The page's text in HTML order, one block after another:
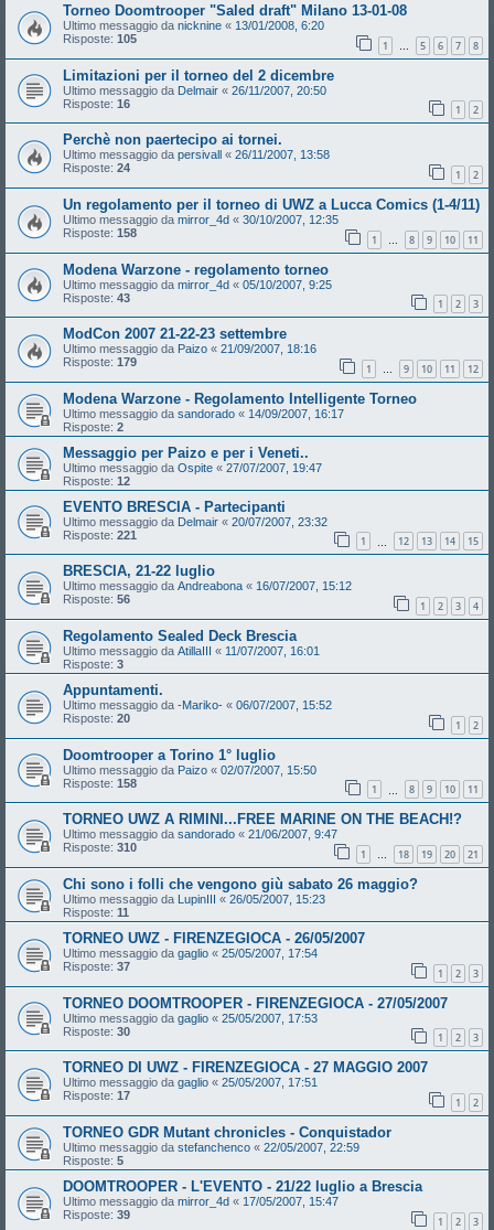
Torneo Doomtrooper "Saled draft" Milano 13-01-08
Ultimo messaggio da nicknine « 13/01/2008, 6:20
Risposte: 105 1 … 5 6 7 8
Limitazioni per il torneo del 2 dicembre
Ultimo messaggio da Delmair « 26/11/2007, 20:50
Risposte: 16 1 2
Perchè non paertecipo ai tornei.
Ultimo messaggio da persivall « 26/11/2007, 13:58
Risposte: 24 1 2
Un regolamento per il torneo di UWZ a Lucca Comics (1-4/11)
Ultimo messaggio da mirror_4d « 30/10/2007, 12:35
Risposte: 158 1 8 9 10 11
Modena Warzone - regolamento torneo
Ultimo messaggio da mirror_4d « 05/10/2007, 9:25
Risposte: 43 1 2 3
ModCon 2007 21-22-23 settembre
Ultimo messaggio da Paizo « 21/09/2007, 18:16
Risposte: 179 1 … 9 10 11 12
Modena Warzone - Regolamento Intelligente Torneo
Ultimo messaggio da sandorado « 14/09/2007, 16:17
Risposte: 2
Messaggio per Paizo e per i Veneti..
Ultimo messaggio da Ospite « 27/07/2007, 19:47
Risposte: 12
EVENTO BRESCIA - Partecipanti
Ultimo messaggio da Delmair « 20/07/2007, 23:32
Risposte: 221 1 12 13 14 15
BRESCIA, 21-22 luglio
Ultimo messaggio da Andreabona « 16/07/2007, 15:12
Risposte: 56 1 2 3 4
Regolamento Sealed Deck Brescia
Ultimo messaggio da AtillaIII « 11/07/2007, 16:01
Risposte: 3
Appuntamenti.
Ultimo messaggio da -Mariko- « 06/07/2007, 15:52
Risposte: 20 1 2
Doomtrooper a Torino 1° luglio
Ultimo messaggio da Paizo « 02/07/2007, 15:50
Risposte: 158 1 8 9 10 11
TORNEO UWZ A RIMINI...FREE MARINE ON THE BEACH!?
Ultimo messaggio da sandorado « 21/06/2007, 9:47
Risposte: 310 1 … 18 19 20 21
Chi sono i folli che vengono giù sabato 26 maggio?
Ultimo messaggio da LupinIII « 26/05/2007, 15:23
Risposte: 11
TORNEO UWZ - FIRENZEGIOCA - 26/05/2007
Ultimo messaggio da gaglio « 25/05/2007, 17:54
Risposte: 37 1 2 3
TORNEO DOOMTROOPER - FIRENZEGIOCA - 27/05/2007
Ultimo messaggio da gaglio « 25/05/2007, 17:53
Risposte: 30 1 2 3
TORNEO DI UWZ - FIRENZEGIOCA - 27 MAGGIO 2007
Ultimo messaggio da gaglio « 25/05/2007, 17:51
Risposte: 17 1 2
TORNEO GDR Mutant chronicles - Conquistador
Ultimo messaggio da stefanchenco « 22/05/2007, 22:59
Risposte: 5
DOOMTROOPER - L'EVENTO - 21/22 luglio a Brescia
Ultimo messaggio da mirror_4d « 17/05/2007, 15:47
Risposte: 39 1 2 3